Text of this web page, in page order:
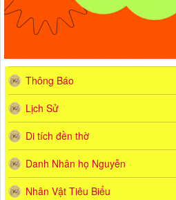
Thông Báo
Lịch Sử
Di tích đền thờ
Danh Nhân họ Nguyễn
Nhân Vật Tiêu Biểu